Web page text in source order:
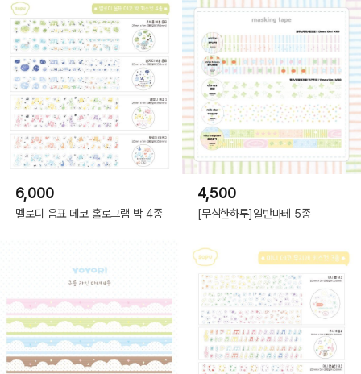
6,000
멜로디 음표 데코 홀로그램 박 4종
4,500
[무심한하루]일반마테 5종